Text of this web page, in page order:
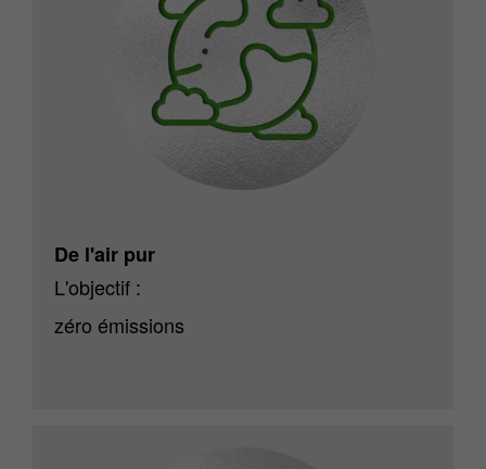
De l'air pur
L'objectif :
zéro émissions